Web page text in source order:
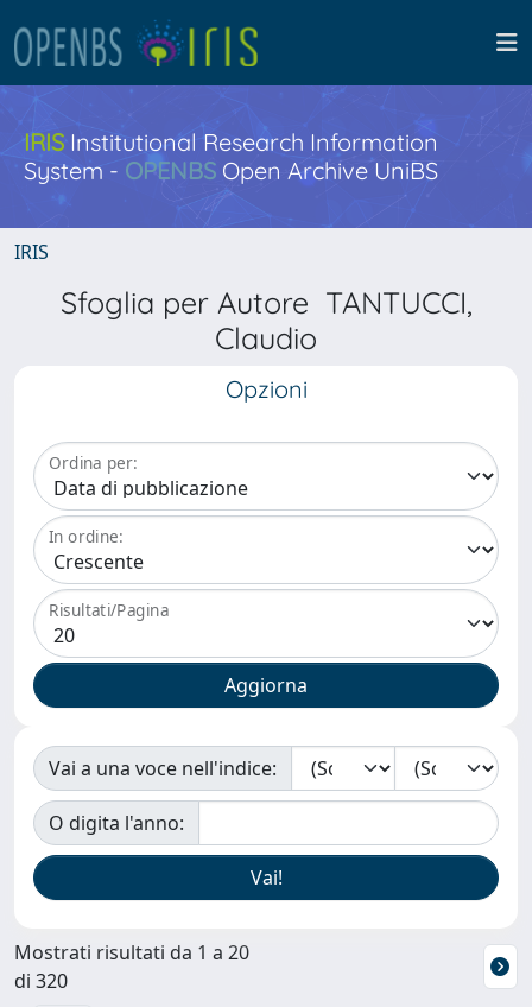
IRISInstitutional Research Information
System - OPENBS Open Archive UniBS
IRIS
Sfoglia per Autore TANTUCCI,
Claudio
Opzioni
Ordina per:
In ordine:
Risultati/Pagina
Vai a una voce nell'indice:
O digita l'anno:
Mostrati risultati da 1 a 20
di 320